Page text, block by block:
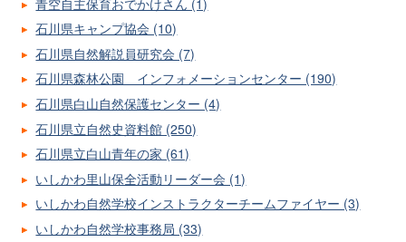
石川県キャンプ協会 (10)
石川県自然解説員研究会 (7)
石川県森林公園 インフォメーションセンター (190)
石川県白山自然保護センター (4)
石川県立自然史資料館 (250)
石川県立白山青年の家 (61)
いしかわ里山保全活動リーダー会 (1)
いしかわ自然学校インストラクターチームファイヤー (3)
いしかわ自然学校事務局 (33)